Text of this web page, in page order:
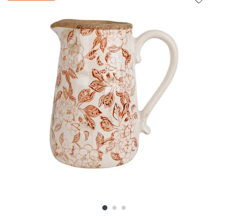
Zoomer sur l'image